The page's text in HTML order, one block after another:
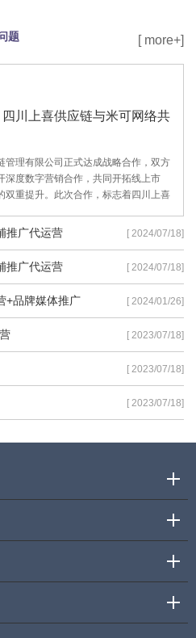
题 [ more+]
四川上喜供应链与米可网络共
管理有限公司正式达成战略合作，双方
深度数字营销合作，共同开拓线上市
双重提升。此次合作，标志着四川上喜
推广代运营 [ 2024/07/18]
推广代运营 [ 2024/07/18]
+品牌媒体推广 [ 2024/01/26]
[ 2023/07/18]
[ 2023/07/18]
[ 2023/07/18]